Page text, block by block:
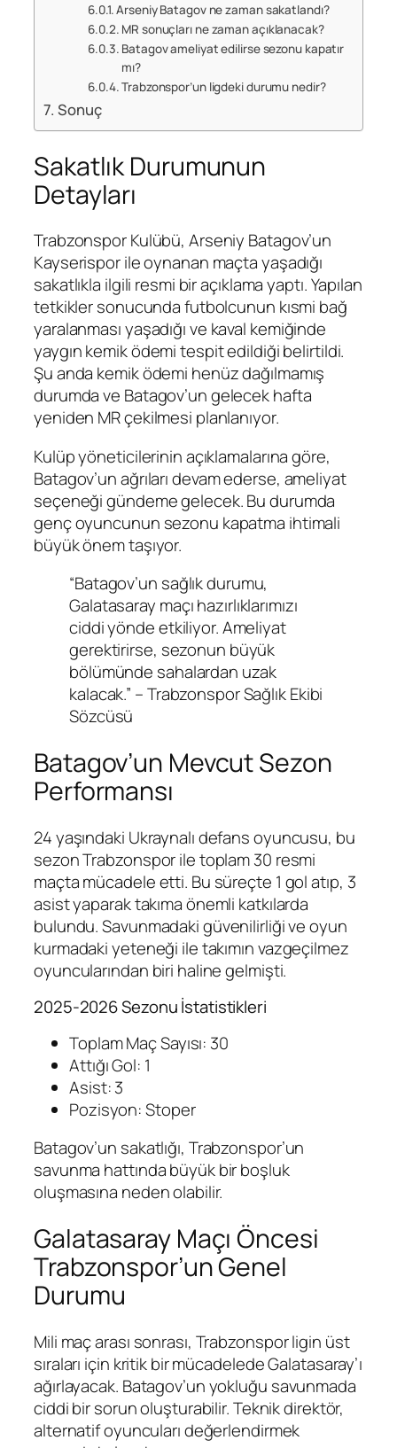
Arseniy Batagov ne zaman sakatlandı?
MR sonuçları ne zaman açıklanacak?
Batagov ameliyat edilirse sezonu kapatır
mı?
Trabzonspor’un ligdeki durumu nedir?
Sonuç
Sakatlık Durumunun
Detayları
Trabzonspor Kulübü, Arseniy Batagov’un
Kayserispor ile oynanan maçta yaşadığı
sakatlıkla ilgili resmi bir açıklama yaptı. Yapılan
tetkikler sonucunda futbolcunun kısmi bağ
yaralanması yaşadığı ve kaval kemiğinde
yaygın kemik ödemi tespit edildiği belirtildi.
Şu anda kemik ödemi henüz dağılmamış
durumda ve Batagov’un gelecek hafta
yeniden MR çekilmesi planlanıyor.
Kulüp yöneticilerinin açıklamalarına göre,
Batagov’un ağrıları devam ederse, ameliyat
seçeneği gündeme gelecek. Bu durumda
genç oyuncunun sezonu kapatma ihtimali
büyük önem taşıyor.
“Batagov’un sağlık durumu,
Galatasaray maçı hazırlıklarımızı
ciddi yönde etkiliyor. Ameliyat
gerektirirse, sezonun büyük
bölümünde sahalardan uzak
kalacak.” – Trabzonspor Sağlık Ekibi
Sözcüsü
Batagov’un Mevcut Sezon
Performansı
24 yaşındaki Ukraynalı defans oyuncusu, bu
sezon Trabzonspor ile toplam 30 resmi
maçta mücadele etti. Bu süreçte 1 gol atıp, 3
asist yaparak takıma önemli katkılarda
bulundu. Savunmadaki güvenilirliği ve oyun
kurmadaki yeteneği ile takımın vazgeçilmez
oyuncularından biri haline gelmişti.
2025-2026 Sezonu İstatistikleri
Toplam Maç Sayısı: 30
Attığı Gol: 1
Asist: 3
Pozisyon: Stoper
Batagov’un sakatlığı, Trabzonspor’un
savunma hattında büyük bir boşluk
oluşmasına neden olabilir.
Galatasaray Maçı Öncesi
Trabzonspor’un Genel
Durumu
Mili maç arası sonrası, Trabzonspor ligin üst
sıraları için kritik bir mücadelede Galatasaray’ı
ağırlayacak. Batagov’un yokluğu savunmada
ciddi bir sorun oluşturabilir. Teknik direktör,
alternatif oyuncuları değerlendirmek